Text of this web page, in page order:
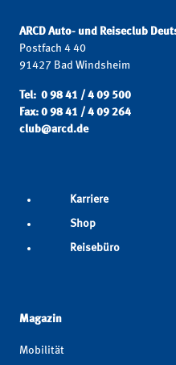
ARCD Auto- und Reiseclub
Postfach 4 40
91427 Bad Windsheim
Tel: 0 98 41 / 4 09 500
Fax: 0 98 41 / 4 09 264
club@arcd.de
Karriere
Shop
Reisebüro
Magazin
Mobilität